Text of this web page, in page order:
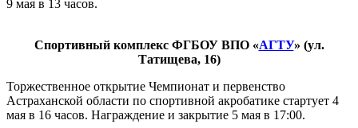
9 мая в 13 часов.
Спортивный комплекс ФГБОУ ВПО «АГТУ» (ул.
Татищева, 16)
Торжественное открытие Чемпионат и первенство
Астраханской области по спортивной акробатике стартует 4
мая в 16 часов. Награждение и закрытие 5 мая в 17:00.